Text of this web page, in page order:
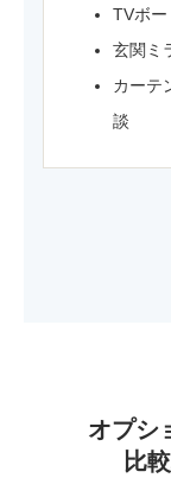
TVボ
玄関ミ
カーテ
談
オプシ
比